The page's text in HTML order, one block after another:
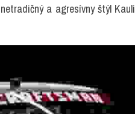
a agresívny štýl